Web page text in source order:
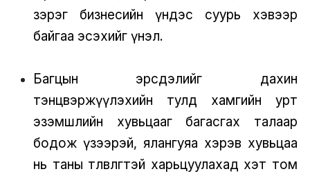
зэрэг бизнесийн үндэс суурь хэвээр
байгаа эсэхийг үнэл.
Багцын эрсдэлийг дахин
тэнцвэржүүлэхийн тулд хамгийн урт
эзэмшлийн хувьцааг багасгах талаар
бодож үзээрэй, ялангуяа хэрэв хувьцаа
нь таны төлөвлөгөөтэй харьцуулахад хэт том